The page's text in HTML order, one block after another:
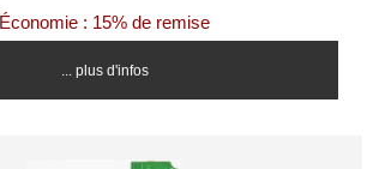
Économie : 15% de remise
... plus d'infos